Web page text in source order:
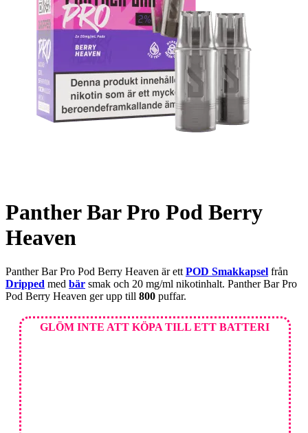
Panther Bar Pro Pod Berry
Heaven
Panther Bar Pro Pod Berry Heaven är ett POD Smakkapsel från
Dripped med bär smak och 20 mg/ml nikotinhalt. Panther Bar Pro
Pod Berry Heaven ger upp till 800 puffar.
GLÖM INTE ATT KÖPA TILL ETT BATTERI